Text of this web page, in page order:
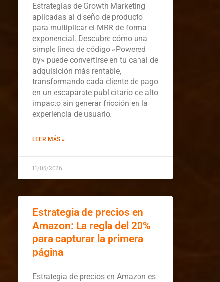
Estrategias de Growth Marketing
aplicadas al diseño de producto
para multiplicar el MRR de forma
exponencial. Descubre cómo una
simple línea de código «Powered
by» puede convertirse en tu canal de
adquisición más rentable,
transformando cada cliente de pago
en un escaparate publicitario de alto
impacto sin generar fricción en la
experiencia de usuario.
LEER MÁS »
11/05/2026
Estrategia de precios en
Amazon: La regla del 20%
para capturar la primera
página
Estrategia de precios en Amazon es